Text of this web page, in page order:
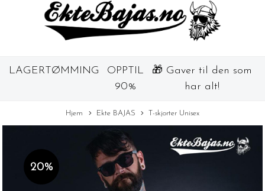
LAGERTØMMING
OPPTIL
90%
🎁 Gaver til den som
har alt!
Hjem Ekte BAJAS T-skjorter Unisex
20%